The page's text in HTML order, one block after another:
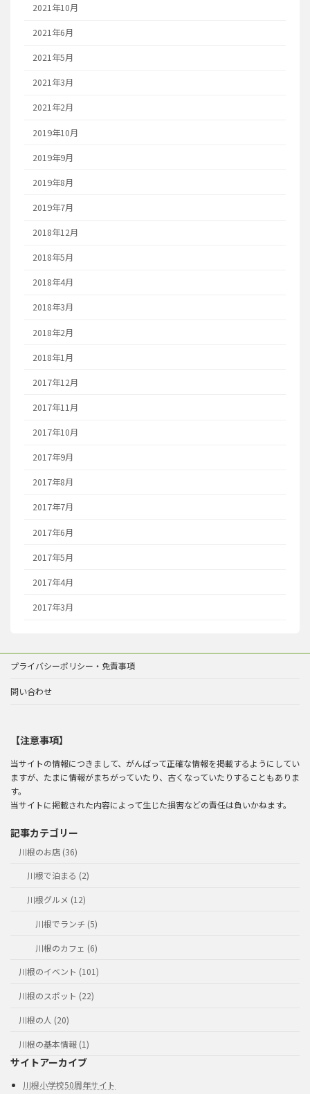
2021年10月
2021年6月
2021年5月
2021年3月
2021年2月
2019年10月
2019年9月
2019年8月
2019年7月
2018年12月
2018年5月
2018年4月
2018年3月
2018年2月
2018年1月
2017年12月
2017年11月
2017年10月
2017年9月
2017年8月
2017年7月
2017年6月
2017年5月
2017年4月
2017年3月
プライバシーポリシー・免責事項
問い合わせ
【注意事項】
当サイトの情報につきまして、がんばって正確な情報を掲載するようにしてい
ますが、たまに情報がまちがっていたり、古くなっていたりすることもありま
す。
当サイトに掲載された内容によって生じた損害などの責任は負いかねます。
記事カテゴリー
川根のお店 (36)
川根で泊まる (2)
川根グルメ (12)
川根でランチ (5)
川根のカフェ (6)
川根のイベント (101)
川根のスポット (22)
川根の人 (20)
川根の基本情報 (1)
サイトアーカイブ
川根小学校50周年サイト